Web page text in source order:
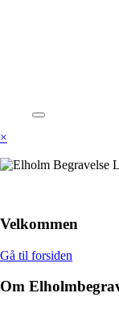
×
Velkommen
Gå til forsiden
Om